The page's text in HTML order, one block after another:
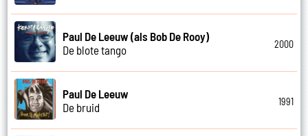
Paul De Leeuw (als Bob De Rooy)
De blote tango
2000
Paul De Leeuw
De bruid
1991